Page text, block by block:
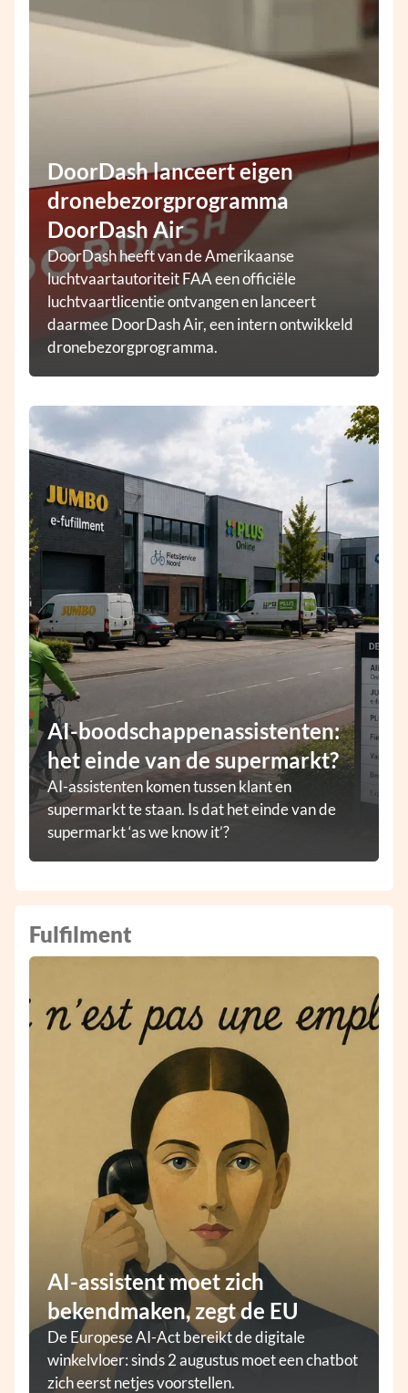
AI-boodschappenassistenten:
het einde van de supermarkt?
AI-assistenten komen tussen klant en
supermarkt te staan. Is dat het einde van de
supermarkt ‘as we know it’?
DoorDash lanceert eigen
dronebezorgprogramma
DoorDash Air
DoorDash heeft van de Amerikaanse
luchtvaartautoriteit FAA een officiële
luchtvaartlicentie ontvangen en lanceert
daarmee DoorDash Air, een intern ontwikkeld
dronebezorgprogramma.
Fulfilment
AI-assistent moet zich
bekendmaken, zegt de EU
De Europese AI-Act bereikt de digitale
winkelvloer: sinds 2 augustus moet een chatbot
zich eerst netjes voorstellen.